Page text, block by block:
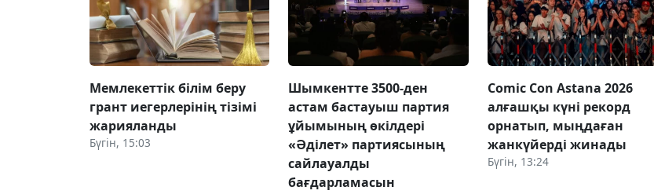
Мемлекеттік білім беру
грант иегерлерінің тізімі
жарияланды
Бүгін, 15:03
Шымкентте 3500-ден
астам бастауыш партия
ұйымының өкілдері
«Әділет» партиясының
сайлауалды
бағдарламасын
Comic Con Astana 2026
алғашқы күні рекорд
орнатып, мыңдаған
жанкүйерді жинады
Бүгін, 13:24